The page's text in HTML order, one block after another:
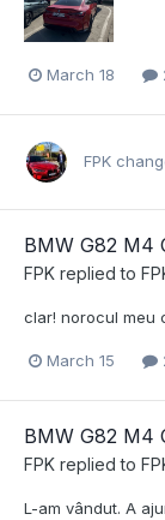
March 18
FPK
BMW G82 M4
FPK replied to
clar! norocul meu
March 15
BMW G82 M4
FPK replied to
L-am vândut. A